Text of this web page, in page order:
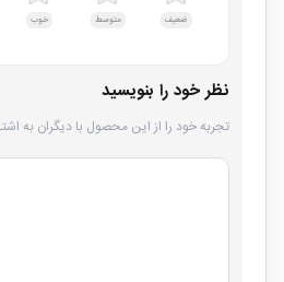
ضعیف متوسط خوب
نظر خود را بنویسید
تجربه خود را از این محصول با دیگران به